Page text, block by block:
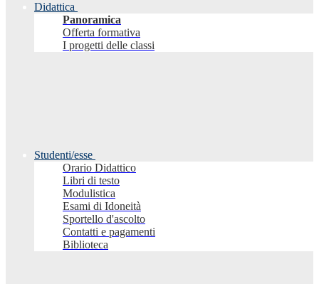
Didattica
Panoramica
Offerta formativa
I progetti delle classi
Studenti/esse
Orario Didattico
Libri di testo
Modulistica
Esami di Idoneità
Sportello d'ascolto
Contatti e pagamenti
Biblioteca